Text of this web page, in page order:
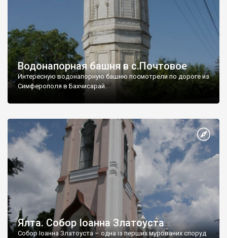
Водонапорная башня в с.Почтовое
Интересную водонапорную башню посмотрели по дороге из
Симферополя в Бахчисарай.
Ялта. Собор Іоанна Златоуста
Собор Іоанна Златоуста – одна із перших мурованих споруд